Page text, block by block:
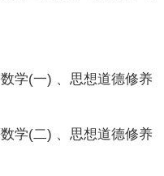
学(一) 、思想道德修养
学(二) 、思想道德修养